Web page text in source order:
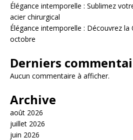
Élégance intemporelle : Sublimez
acier chirurgical
Élégance intemporelle : Découvrez
octobre
Derniers
Aucun commentaire à afficher.
Archive
août 2026
juillet 2026
juin 2026